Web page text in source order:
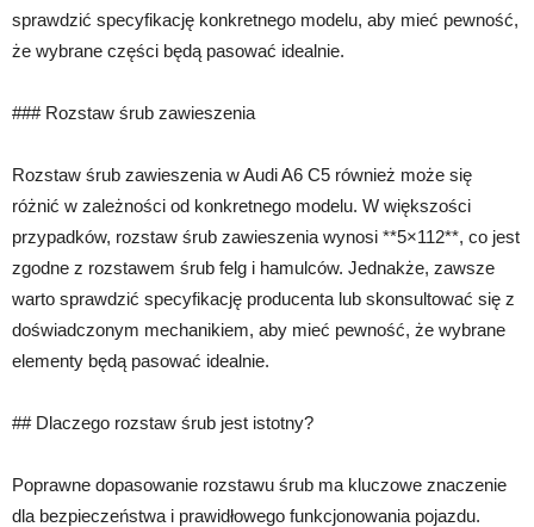
sprawdzić specyfikację konkretnego modelu, aby mieć pewność,
że wybrane części będą pasować idealnie.
### Rozstaw śrub zawieszenia
Rozstaw śrub zawieszenia w Audi A6 C5 również może się
różnić w zależności od konkretnego modelu. W większości
przypadków, rozstaw śrub zawieszenia wynosi **5×112**, co jest
zgodne z rozstawem śrub felg i hamulców. Jednakże, zawsze
warto sprawdzić specyfikację producenta lub skonsultować się z
doświadczonym mechanikiem, aby mieć pewność, że wybrane
elementy będą pasować idealnie.
## Dlaczego rozstaw śrub jest istotny?
Poprawne dopasowanie rozstawu śrub ma kluczowe znaczenie
dla bezpieczeństwa i prawidłowego funkcjonowania pojazdu.